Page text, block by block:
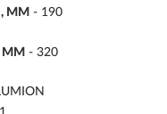
ММ - 190
ММ - 320